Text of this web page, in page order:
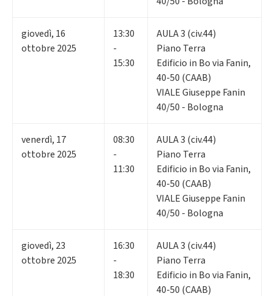
giovedì, 16
ottobre 2025
13:30
-
15:30
AULA 3 (civ.44)
Piano Terra
Edificio in Bo via Fanin,
40-50 (CAAB)
VIALE Giuseppe Fanin
40/50 - Bologna
venerdì, 17
ottobre 2025
08:30
-
11:30
AULA 3 (civ.44)
Piano Terra
Edificio in Bo via Fanin,
40-50 (CAAB)
VIALE Giuseppe Fanin
40/50 - Bologna
giovedì, 23
ottobre 2025
16:30
-
18:30
AULA 3 (civ.44)
Piano Terra
Edificio in Bo via Fanin,
40-50 (CAAB)